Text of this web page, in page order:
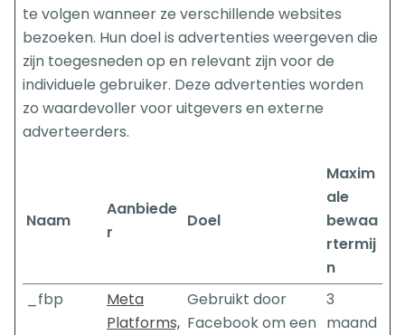
te volgen wanneer ze verschillende websites
bezoeken. Hun doel is advertenties weergeven die
zijn toegesneden op en relevant zijn voor de
individuele gebruiker. Deze advertenties worden
zo waardevoller voor uitgevers en externe
adverteerders.
Naam
Aanbiede
r
Doel
Maxim
ale
bewaa
rtermij
n
_fbp
Meta
Platforms,
Gebruikt door
Facebook om een
3
maand